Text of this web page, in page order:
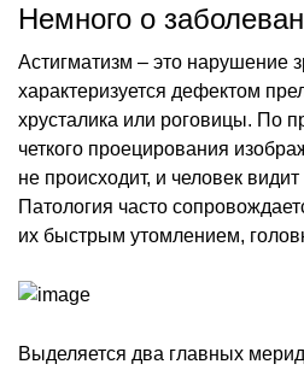
Немного о
Астигматизм – это нарушение
характеризуется дефектом
хрусталика или роговицы. По
четкого проецирования
не происходит, и человек
Патология часто
их быстрым утомлением,
Выделяется два главных